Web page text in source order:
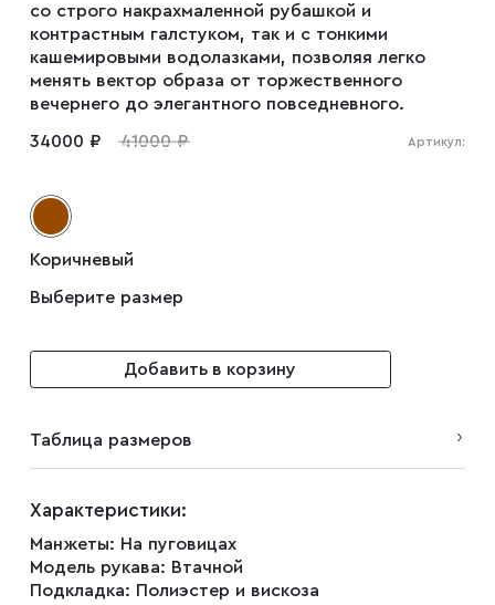
Бабочки
Подтяжки
со строго накрахмаленной рубашкой и
контрастным галстуком, так и с тонкими
кашемировыми водолазками, позволяя легко
менять вектор образа от торжественного
вечернего до элегантного повседневного.
34000 ₽ 41000 ₽ Артикул:
Коричневый
Выберите размер
Добавить в корзину
Таблица размеров
Характеристики:
Манжеты: На пуговицах
Модель рукава: Втачной
Подкладка: Полиэстер и вискоза